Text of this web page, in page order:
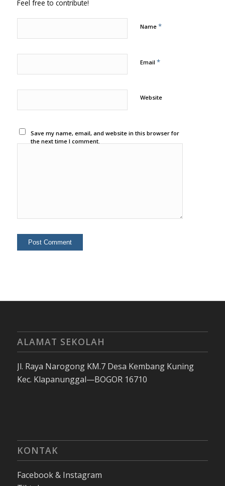
Feel free to contribute!
Name *
Email *
Website
Save my name, email, and website in this browser for
the next time I comment.
ALAMAT SEKOLAH
Jl. Raya Narogong KM.7 Desa Kembang Kuning
Kec. Klapanunggal—BOGOR 16710
KONTAK
Facebook & Instagram